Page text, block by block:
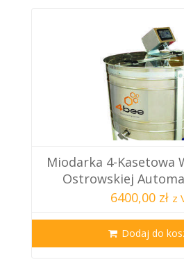
Miodarka 4-Kasetowa
Ostrowskiej
6400,00 zł z
Dodaj do